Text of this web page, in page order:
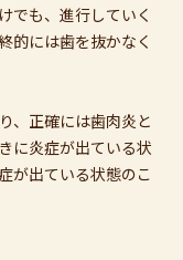
でも、進行していく
的には歯を抜かなく
、正確には歯肉炎と
に炎症が出ている状
が出ている状態のこ